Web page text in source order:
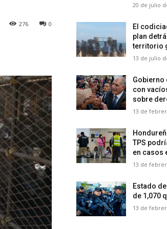
0
276
20 de julio
El
plan
territorio
13 de julio
Gobierno
con
sobre
13 de
TPS
en casos
13 de
Estado
de 1,070
13 de